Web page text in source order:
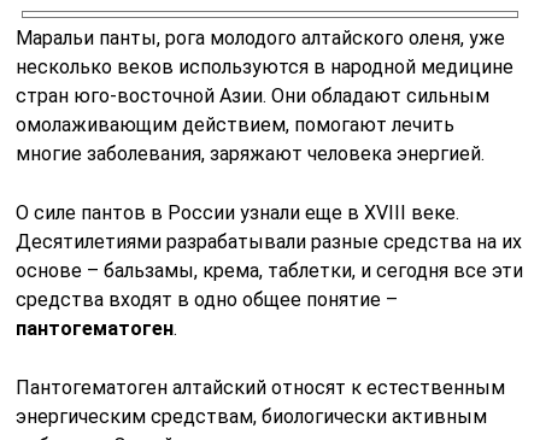
Маральи панты, рога молодого алтайского оленя, уже
несколько веков используются в народной медицине
стран юго-восточной Азии. Они обладают сильным
омолаживающим действием, помогают лечить
многие заболевания, заряжают человека энергией.
О силе пантов в России узнали еще в XVIII веке.
Десятилетиями разрабатывали разные средства на их
основе – бальзамы, крема, таблетки, и сегодня все эти
средства входят в одно общее понятие –
пантогематоген.
Пантогематоген алтайский относят к естественным
энергическим средствам, биологически активным